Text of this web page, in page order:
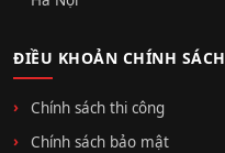
ĐIỀU KHOẢN CHÍNH SÁCH
Chính sách thi công
Chính sách bảo mật